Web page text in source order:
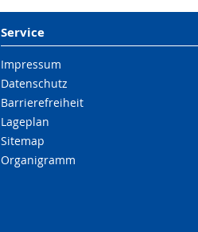
Service
Impressum
Datenschutz
Barrierefreiheit
Lageplan
Sitemap
Organigramm